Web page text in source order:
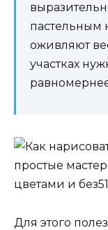
пастельным
оживляют
участках
Для этого